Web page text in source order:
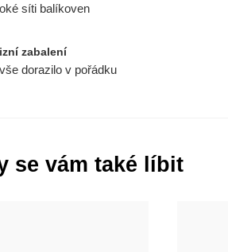
síti balíkoven
zabalení
dorazilo v pořádku
se vám také líbit